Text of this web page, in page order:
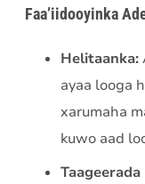
Faa’iidooyinka
Helitaanka:
ayaa looga
xarumaha
kuwo aad
Taageerada